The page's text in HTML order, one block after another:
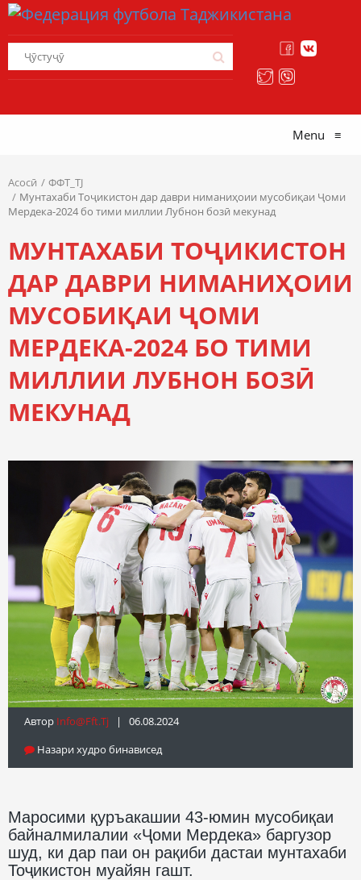
Menu ≡
Асосӣ
ФФТ_TJ
Мунтахаби Тоҷикистон дар даври ниманиҳоии мусобиқаи Ҷоми
Мердека-2024 бо тими миллии Лубнон бозӣ мекунад
МУНТАХАБИ ТОҶИКИСТОН
ДАР ДАВРИ НИМАНИҲОИИ
МУСОБИҚАИ ҶОМИ
МЕРДЕКА-2024 БО ТИМИ
МИЛЛИИ ЛУБНОН БОЗӢ
МЕКУНАД
Автор Info@fft.tj | 06.08.2024
Назари худро бинависед
Маросими қуръакашии 43-юмин мусобиқаи
байналмилалии «Ҷоми Мердека» баргузор
шуд, ки дар паи он рақиби дастаи мунтахаби
Тоҷикистон муайян гашт.